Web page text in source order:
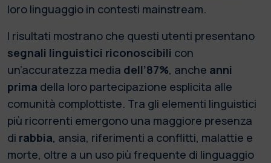
loro linguaggio in contesti mainstream.
I risultati mostrano che questi utenti presentano
segnali linguistici riconoscibili con
un’accuratezza media dell’87%, anche anni
prima della loro partecipazione esplicita alle
comunità complottiste. Tra gli elementi linguistici
più ricorrenti emergono una maggiore presenza
di rabbia, ansia, riferimenti a conflitti, malattie e
morte, oltre a un uso più frequente di linguaggio